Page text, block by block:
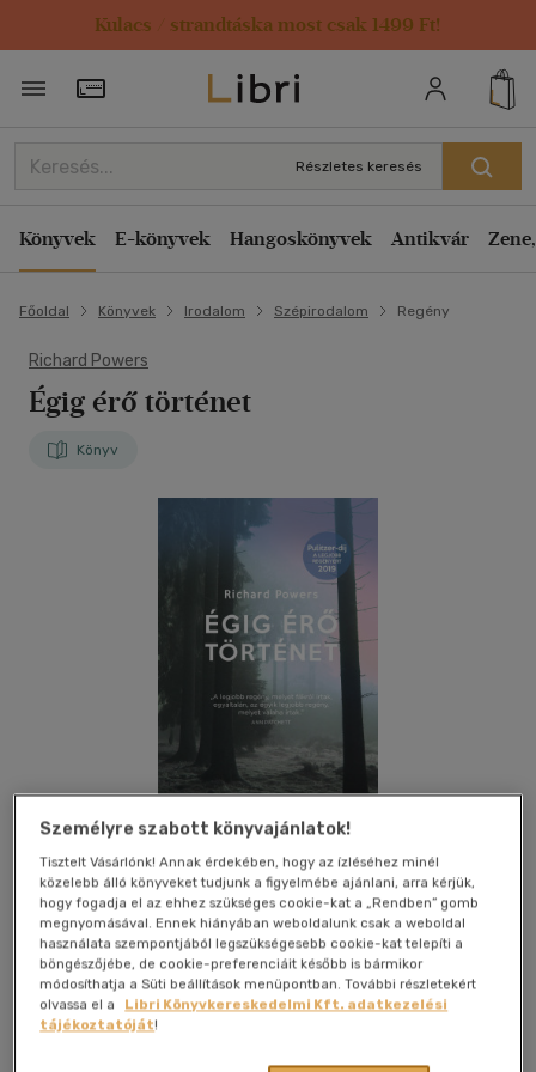
Kulacs / strandtáska most csak 1499 Ft!
Törzsvásárlói Kártya adatai
Részletes keresés
Könyvek E-könyvek Hangoskönyvek Antikvár
Főoldal Könyvek Irodalom Szépirodalom Regény
Richard Powers
Égig érő történet
Könyv
Kívánságlistához adom Megosztom
(11 vélemény)
Park Könyvkiadó |2021|magyar nyelvű |keménytábla,
védőborító|620 oldal
Személyre szabott könyvajánlatok!
Tisztelt Vásárlónk! Annak érdekében, hogy az ízléséhez minél
közelebb álló könyveket tudjunk a figyelmébe ajánlani, arra kérjük,
hogy fogadja el az ehhez szükséges cookie-kat a „Rendben” gomb
megnyomásával. Ennek hiányában weboldalunk csak a weboldal
használata szempontjából legszükségesebb cookie-kat telepíti a
böngészőjébe, de cookie-preferenciáit később is bármikor
módosíthatja a Süti beállítások menüpontban. További részletekért
olvassa el a
Libri Könyvkereskedelmi Kft. adatkezelési
tájékoztatóját!